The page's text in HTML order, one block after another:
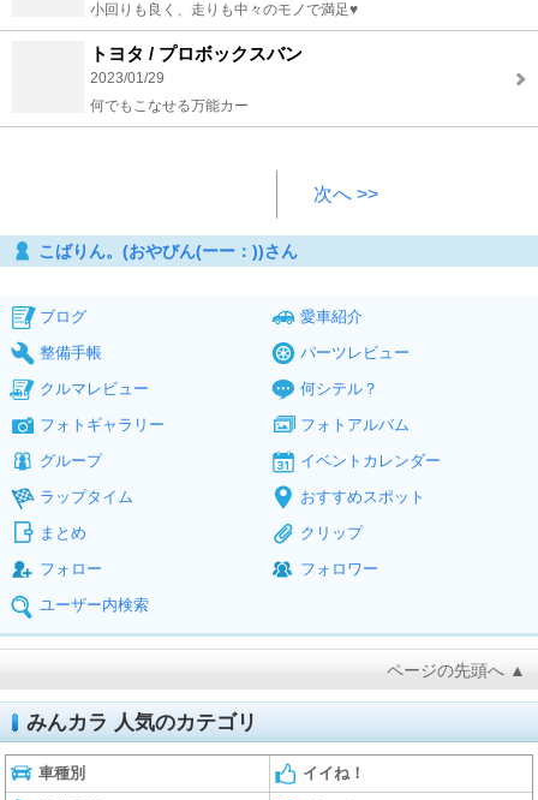
小回りも良く、走りも中々のモノで満足♥️
トヨタ / プロボックスバン
2023/01/29
何でもこなせる万能カー
次へ >>
こばりん。(おやびん(ーー：))さん
ブログ
愛車紹介
整備手帳
パーツレビュー
クルマレビュー
何シテル？
フォトギャラリー
フォトアルバム
グループ
イベントカレンダー
ラップタイム
おすすめスポット
まとめ
クリップ
フォロー
フォロワー
ユーザー内検索
ページの先頭へ ▲
みんカラ 人気のカテゴリ
車種別 イイね！